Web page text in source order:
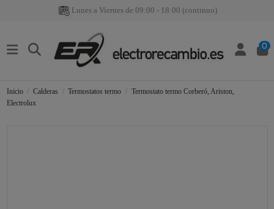
Lunes a Viernes de 09:00 - 18:00 (continuo)
0
Inicio Calderas Termostatos termo
Termostato termo Corberó, Ariston,
Electrolux